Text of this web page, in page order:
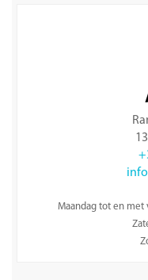
Maandag tot en met